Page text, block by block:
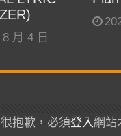
月 4 日
很抱歉，必須登入網站